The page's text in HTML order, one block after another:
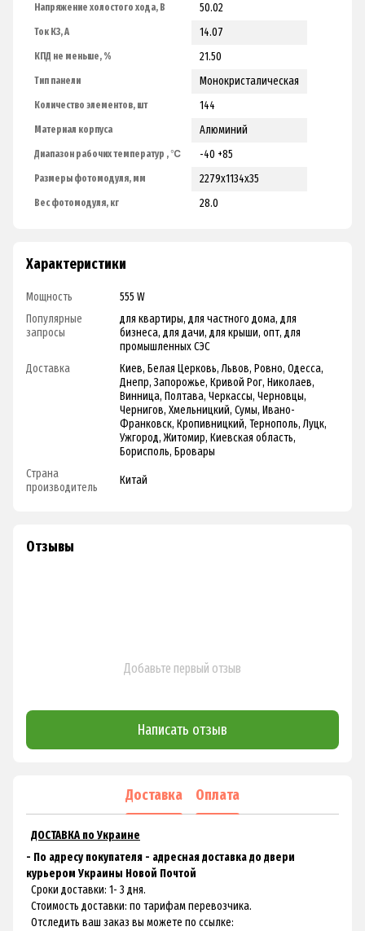
Напряжение холостого хода, В 50.02
Ток КЗ, А 14.07
КПД не меньше, % 21.50
Тип панели Монокристалическая
Количество элементов, шт 144
Материал корпуса Алюминий
Диапазон рабочих температур , ℃ -40 +85
Размеры фотомодуля, мм 2279х1134х35
Вес фотомодуля, кг 28.0
Характеристики
Мощность
555 W
Популярные
запросы
для квартиры, для частного дома, для
бизнеса, для дачи, для крыши, опт, для
промышленных СЭС
Доставка
Киев, Белая Церковь, Львов, Ровно, Одесса,
Днепр, Запорожье, Кривой Рог, Николаев,
Винница, Полтава, Черкассы, Черновцы,
Чернигов, Хмельницкий, Сумы, Ивано-
Франковск, Кропивницкий, Тернополь, Луцк,
Ужгород, Житомир, Киевская область,
Борисполь, Бровары
Страна
производитель
Китай
Отзывы
Добавьте первый отзыв
Написать отзыв
Доставка Оплата
ДОСТАВКА по Украине
- По адресу покупателя - адресная доставка до двери
курьером Украины Новой Почтой
Сроки доставки: 1- 3 дня.
Стоимость доставки: по тарифам перевозчика.
Отследить ваш заказ вы можете по ссылке: